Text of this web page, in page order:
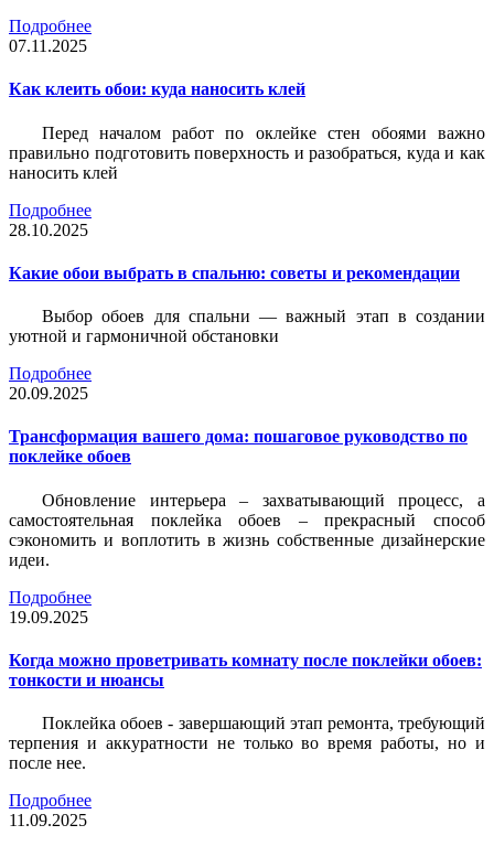
Подробнее
07.11.2025
Как клеить обои: куда наносить клей
Перед началом работ по оклейке стен обоями важно
правильно подготовить поверхность и разобраться, куда и как
наносить клей
Подробнее
28.10.2025
Какие обои выбрать в спальню: советы и рекомендации
Выбор обоев для спальни — важный этап в создании
уютной и гармоничной обстановки
Подробнее
20.09.2025
Трансформация вашего дома: пошаговое руководство по
поклейке обоев
Обновление интерьера – захватывающий процесс, а
самостоятельная поклейка обоев – прекрасный способ
сэкономить и воплотить в жизнь собственные дизайнерские
идеи.
Подробнее
19.09.2025
Когда можно проветривать комнату после поклейки обоев:
тонкости и нюансы
Поклейка обоев - завершающий этап ремонта, требующий
терпения и аккуратности не только во время работы, но и
после нее.
Подробнее
11.09.2025